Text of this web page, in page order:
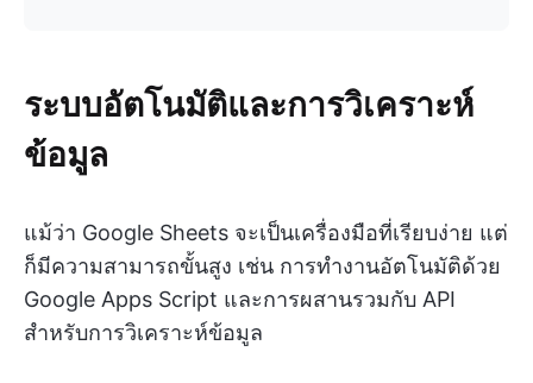
ระบบอัตโนมัติและการวิเคราะห์
ข้อมูล
แม้ว่า Google Sheets จะเป็นเครื่องมือที่เรียบง่าย แต่
ก็มีความสามารถขั้นสูง เช่น การทำงานอัตโนมัติด้วย
Google Apps Script และการผสานรวมกับ API
สำหรับการวิเคราะห์ข้อมูล